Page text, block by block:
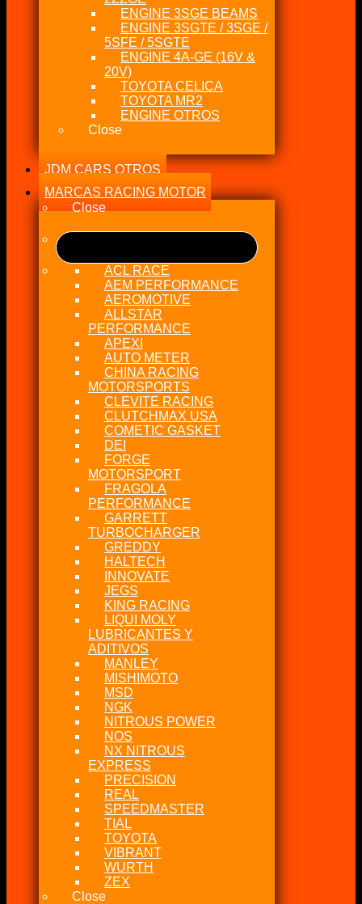
ENGINE 3SGE BEAMS
ENGINE 3SGTE / 3SGE /
5SFE / 5SGTE
ENGINE 4A-GE (16V &
20V)
TOYOTA CELICA
TOYOTA MR2
ENGINE OTROS
Close
JDM CARS OTROS
MARCAS RACING MOTOR
Close
ACL RACE
AEM PERFORMANCE
AEROMOTIVE
ALLSTAR
PERFORMANCE
APEXI
AUTO METER
CHINA RACING
MOTORSPORTS
CLEVITE RACING
CLUTCHMAX USA
COMETIC GASKET
DEI
FORGE
MOTORSPORT
FRAGOLA
PERFORMANCE
GARRETT
TURBOCHARGER
GREDDY
HALTECH
INNOVATE
JEGS
KING RACING
LIQUI MOLY
LUBRICANTES Y
ADITIVOS
MANLEY
MISHIMOTO
MSD
NGK
NITROUS POWER
NOS
NX NITROUS
EXPRESS
PRECISION
REAL
SPEEDMASTER
TIAL
TOYOTA
VIBRANT
WURTH
ZEX
Close